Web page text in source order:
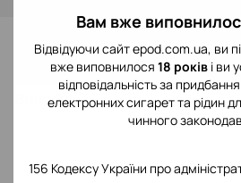
Вам вже
Відвідуючи сайт epod.com.ua, ви
вже виповнилося 18 років і ви
відповідальність за
електронних сигарет та рідин
чинного
156 Кодексу України про
Відгуки